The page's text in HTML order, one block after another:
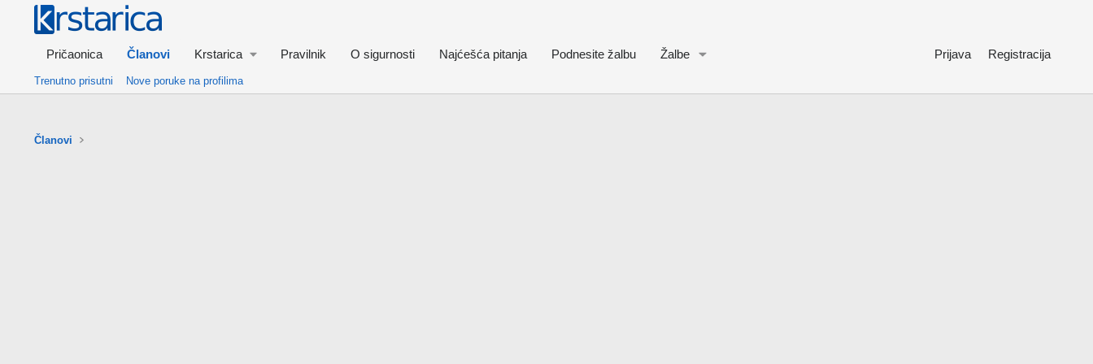
Pričaonica Članovi Krstarica Pravilnik O sigurnosti Najćešća pitanja Podnesite žalbu Žalbe Prijava Registracija
Trenutno prisutni Nove poruke na profilima
Članovi